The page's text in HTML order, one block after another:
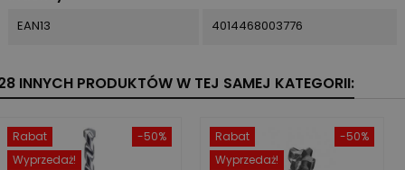
EAN13 4014468003776
INNYCH PRODUKTÓW W TEJ SAMEJ KATEGORII:
-50%
Rabat
Wyprzedaż!
-50%
Rabat
Wyprzedaż!